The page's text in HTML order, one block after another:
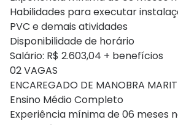
Habilidades para executar
PVC e demais atividades
Disponibilidade de horário
Salário: R$ 2.603,04 + benefícios
02 VAGAS
ENCAREGADO DE MANOBRA
Ensino Médio Completo
Experiência mínima de 06 meses